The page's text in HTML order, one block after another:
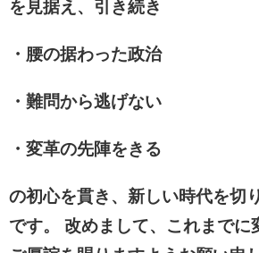
を見据え、引き続き
・腰の据わった政治
・難問から逃げない
・変革の先陣をきる
の初心を貫き、新しい時代を切
です。 改めまして、これまでに